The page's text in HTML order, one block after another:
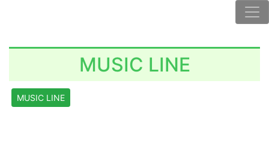
MUSIC LINE
MUSIC LINE